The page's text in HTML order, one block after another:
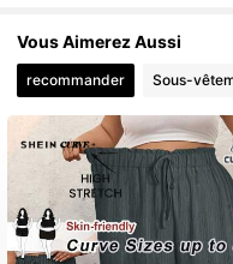
Vous Aimerez Aussi
recommander Sous-